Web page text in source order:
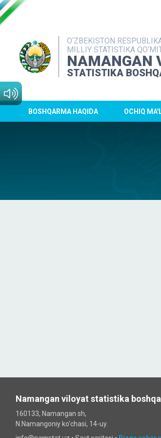
O‘ZBEKISTON
MILLIY STATISTIKA
NAMANGAN
STATISTIKA
BOSHQARMA HAQIDA OCHIQ
Namangan viloyat statistika
160133, Namangan sh,
N.Namangoniy ko'chasi, 14-uy.